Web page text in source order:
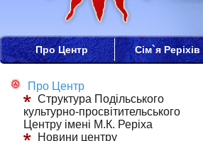
Про Центр Сім`я Реріхів
Про Центр
Структура Подільського
культурно-просвітительського
Центру імені М.К. Реріха
Новини центру